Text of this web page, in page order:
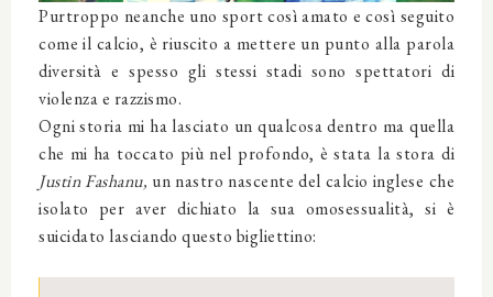
Purtroppo neanche uno sport così amato e così seguito
come il calcio, è riuscito a mettere un punto alla parola
diversità e spesso gli stessi stadi sono spettatori di
violenza e razzismo.
Ogni storia mi ha lasciato un qualcosa dentro ma quella
che mi ha toccato più nel profondo, è stata la stora di
Justin Fashanu, un nastro nascente del calcio inglese che
isolato per aver dichiato la sua omosessualità, si è
suicidato lasciando questo bigliettino: